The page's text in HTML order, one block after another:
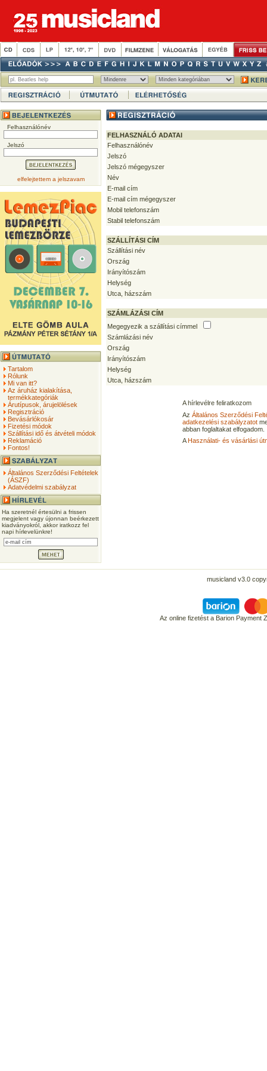
Felhasználónév
Jelszó
elfelejtettem a jelszavam
Tartalom
Rólunk
Mi van itt?
Az áruház kialakítása,
termékkategóriák
Árutípusok, árujelölések
Regisztráció
Bevásárlókosár
Fizetési módok
Szállítási idő és átvételi módok
Reklamáció
Fontos!
Általános Szerződési Feltételek
(ÁSZF)
Adatvédelmi szabályzat
Ha szeretnél értesülni a frissen
megjelent vagy újonnan beérkezett
kiadványokról, akkor iratkozz fel
napi hírlevelünkre!
FELHASZNÁLÓ ADATAI
Felhasználónév
Jelszó
Jelszó mégegyszer
Név
E-mail cím
E-mail cím mégegyszer
Mobil telefonszám
Stabil telefonszám
SZÁLLÍTÁSI CÍM
Szállítási név
Ország
Irányítószám
Helység
Utca, házszám
SZÁMLÁZÁSI CÍM
Megegyezik a szállítási címmel
Számlázási név
Ország
Irányítószám
Helység
Utca, házszám
A hírlevélre feliratkozom
Az Általános Szerződési
adatkezelési szabályzatot
abban foglaltakat elfogadom.
AHasználati- és vásárlási
musicland v3.0
Az online fizetést a Barion Payment